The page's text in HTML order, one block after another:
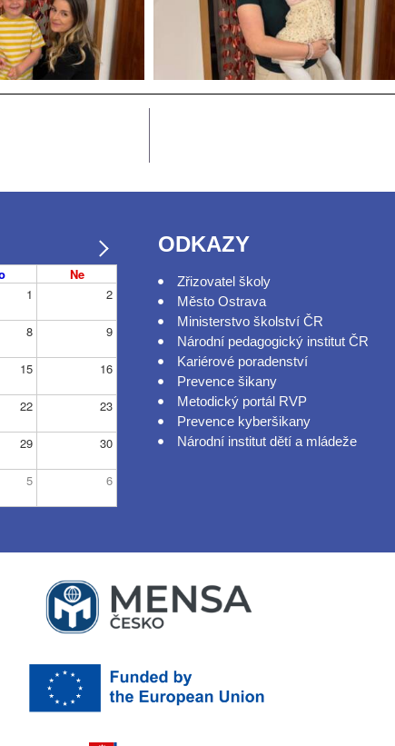
Ne
1 2
8 9
15 16
22 23
29 30
5 6
ODKAZY
Zřizovatel školy
Město Ostrava
Ministerstvo školství ČR
Národní pedagogický institut ČR
Kariérové poradenství
Prevence šikany
Metodický portál RVP
Prevence kyberšikany
Národní institut dětí a mládeže